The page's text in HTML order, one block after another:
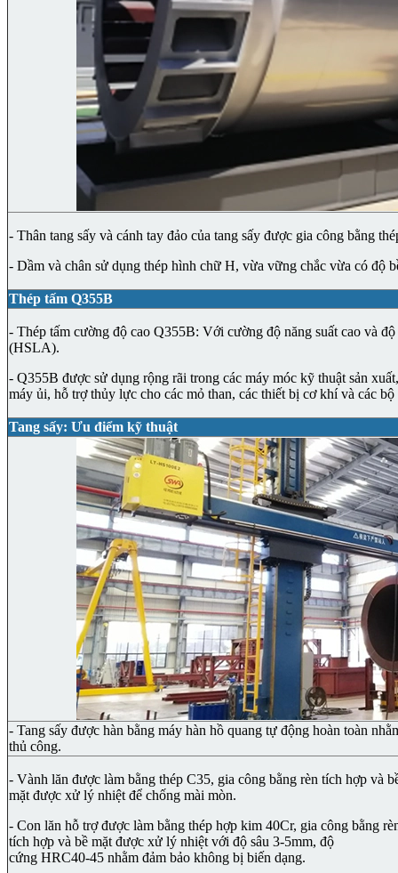
- Thân tang sấy và cánh tay đảo của tang sấy được gia công bằng
- Dầm và chân sử dụng thép hình chữ H, vừa vững chắc vừa có độ
Thép tấm Q355B
- Thép tấm cường độ cao Q355B: Với cường độ năng suất cao và
(HSLA).
- Q355B được sử dụng rộng rãi trong các máy móc kỹ thuật sản
máy ủi, hỗ trợ thủy lực cho các mỏ than, các thiết bị cơ khí và các
Tang sấy: Ưu điểm kỹ thuật
- Tang sấy được hàn bằng máy hàn hồ quang tự động hoàn toàn
thủ công.
- Vành lăn được làm bằng thép C35, gia công bằng rèn tích hợp và
mặt được xử lý nhiệt để chống mài mòn.
- Con lăn hỗ trợ được làm bằng thép hợp kim 40Cr, gia công bằng
tích hợp và bề mặt được xử lý nhiệt với độ sâu 3-5mm, độ
cứng HRC40-45 nhằm đảm bảo không bị biến dạng.